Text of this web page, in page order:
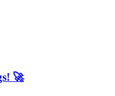
🚀